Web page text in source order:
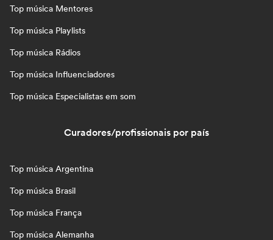
Top música Mentores
Top música Playlists
Top música Rádios
Top música Influenciadores
Top música Especialistas em som
Curadores/profissionais por país
Top música Argentina
Top música Brasil
Top música França
Top música Alemanha